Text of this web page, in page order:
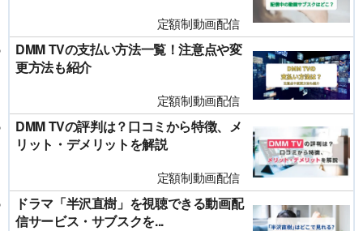
定額制動画配信
DMM TVの支払い方法一覧！注意点や変
更方法も紹介
定額制動画配信
DMM TVの評判は？口コミから特徴、メ
リット・デメリットを解説
定額制動画配信
ドラマ「半沢直樹」を視聴できる動画配
信サービス・サブスクを...